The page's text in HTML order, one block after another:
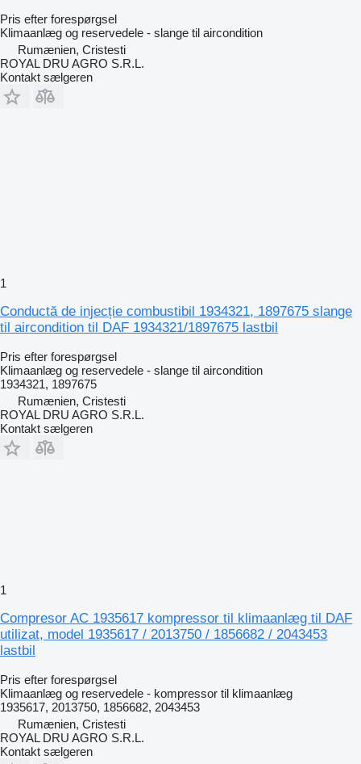
Pris efter forespørgsel
Klimaanlæg og reservedele - slange til aircondition
Rumænien, Cristesti
ROYAL DRU AGRO S.R.L.
Kontakt sælgeren
1
Conductă de injecție combustibil 1934321, 1897675 slange
til aircondition til DAF 1934321/1897675 lastbil
Pris efter forespørgsel
Klimaanlæg og reservedele - slange til aircondition
1934321, 1897675
Rumænien, Cristesti
ROYAL DRU AGRO S.R.L.
Kontakt sælgeren
1
Compresor AC 1935617 kompressor til klimaanlæg til DAF
utilizat, model 1935617 / 2013750 / 1856682 / 2043453
lastbil
Pris efter forespørgsel
Klimaanlæg og reservedele - kompressor til klimaanlæg
1935617, 2013750, 1856682, 2043453
Rumænien, Cristesti
ROYAL DRU AGRO S.R.L.
Kontakt sælgeren